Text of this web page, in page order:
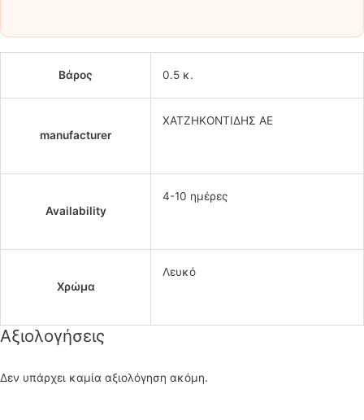
Βάρος 0.5 κ.
manufacturer
ΧΑΤΖΗΚΟΝΤΙΔΗΣ ΑΕ
Availability
4-10 ημέρες
Χρώμα
Λευκό
Αξιολογήσεις
Δεν υπάρχει καμία αξιολόγηση ακόμη.